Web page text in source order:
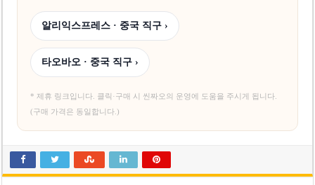
알리익스프레스 · 중국 직구 ›
타오바오 · 중국 직구 ›
* 제휴 링크입니다. 클릭·구매 시 씬짜오의 운영에 도움을 주시게 됩니다.
(구매 가격은 동일합니다.)